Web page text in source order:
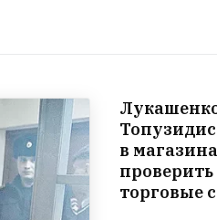
в
проверить
торговые